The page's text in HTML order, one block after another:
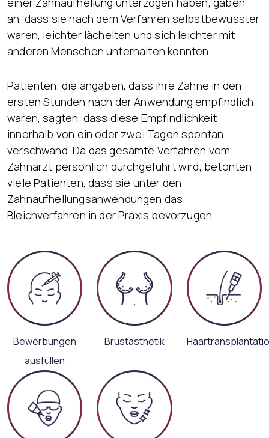
an, dass sie nach dem Verfahren selbstbewusster
waren, leichter lächelten und sich leichter mit
anderen Menschen unterhalten konnten.
Patienten, die angaben, dass ihre Zähne in den
ersten Stunden nach der Anwendung empfindlich
waren, sagten, dass diese Empfindlichkeit
innerhalb von ein oder zwei Tagen spontan
verschwand. Da das gesamte Verfahren vom
Zahnarzt persönlich durchgeführt wird, betonten
viele Patienten, dass sie unter den
Zahnaufhellungsanwendungen das
Bleichverfahren in der Praxis bevorzugen.
Bewerbungen
ausfüllen
Brustästhetik